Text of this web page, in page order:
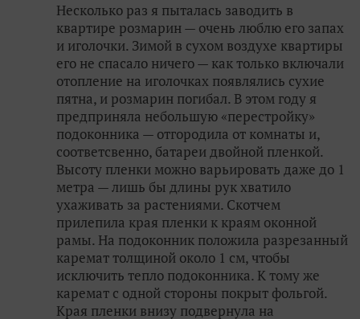
Несколько раз я пыталась заводить в
квартире розмарин — очень люблю его запах
и иголочки. Зимой в сухом воздухе квартиры
его не спасало ничего — как только включали
отопление на иголочках появлялись сухие
пятна, и розмарин погибал. В этом году я
предприняла небольшую «перестройку»
подоконника — отгородила от комнаты и,
соответсвенно, батареи двойной пленкой.
Высоту пленки можно варьировать даже до 1
метра — лишь бы длины рук хватило
ухаживать за растениями. Скотчем
прилепила края пленки к краям оконной
рамы. На подоконник положила разрезанный
каремат толщиной около 1 см, чтобы
исключить тепло подоконника. К тому же
каремат с одной стороны покрыт фольгой.
Края пленки внизу подвернула на